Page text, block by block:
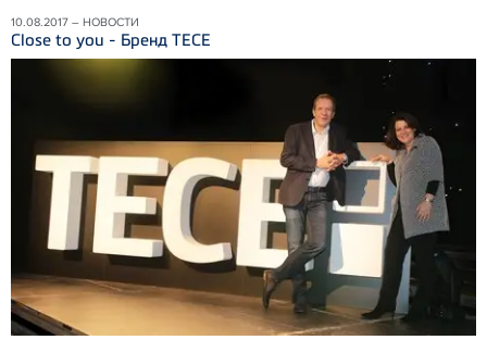
10.08.2017 – НОВОСТИ
Close to you - Бренд TECE